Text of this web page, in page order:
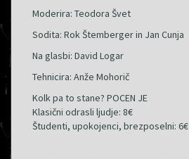
Moderira: Teodora Švet
Sodita: Rok Štemberger in Jan Cunja
Na glasbi: David Logar
Tehnicira: Anže Mohorič
Kolk pa to stane? POCEN JE
Klasični odrasli ljudje: 8€
Študenti, upokojenci, brezposelni: 6€